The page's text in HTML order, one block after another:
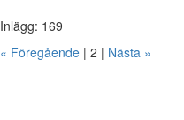
Inlägg: 169
« Föregående | 2 | Nästa »